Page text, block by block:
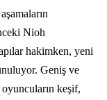
Nioh
hakimken, yeni
Geniş ve
keşif,